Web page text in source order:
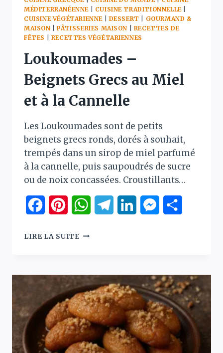
MÉDITERRANÉENNE| CUISINE TRADITIONNELLE|
CUISINE VÉGÉTARIENNE| DESSERT
GOURMAND &
MAISON |PÂTISSERIES MAISON
RECETTES DE
FÊTES
RECETTES VÉGÉTARIENNES
Loukoumades –
Beignets Grecs au Miel
et à la Cannelle
Les Loukoumades sont de petits
beignets grecs ronds, dorés à souhait,
trempés dans un sirop de miel parfumé
à la cannelle, puis saupoudrés de sucre
ou de noix concassées. Croustillants…
FacebookPinterestWhatsAppTelegramLinkedInMessenger
LIRE LA SUITELOUKOUMADES
AU
MIEL
ET
À
LA
CANNELLE